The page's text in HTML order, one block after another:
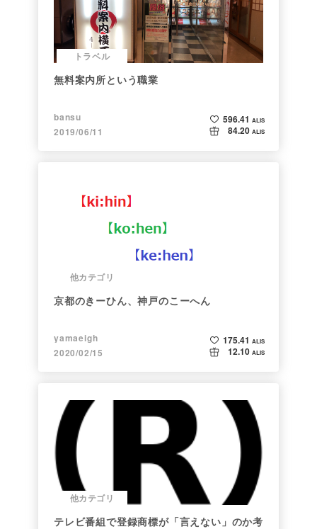
トラベル
無料案内所という職業
bansu
2019/06/11
596.41 ALIS
84.20 ALIS
他カテゴリ
京都のきーひん、神戸のこーへん
yamaeigh
2020/02/15
175.41 ALIS
12.10 ALIS
他カテゴリ
テレビ番組で登録商標が「言えない」のか考